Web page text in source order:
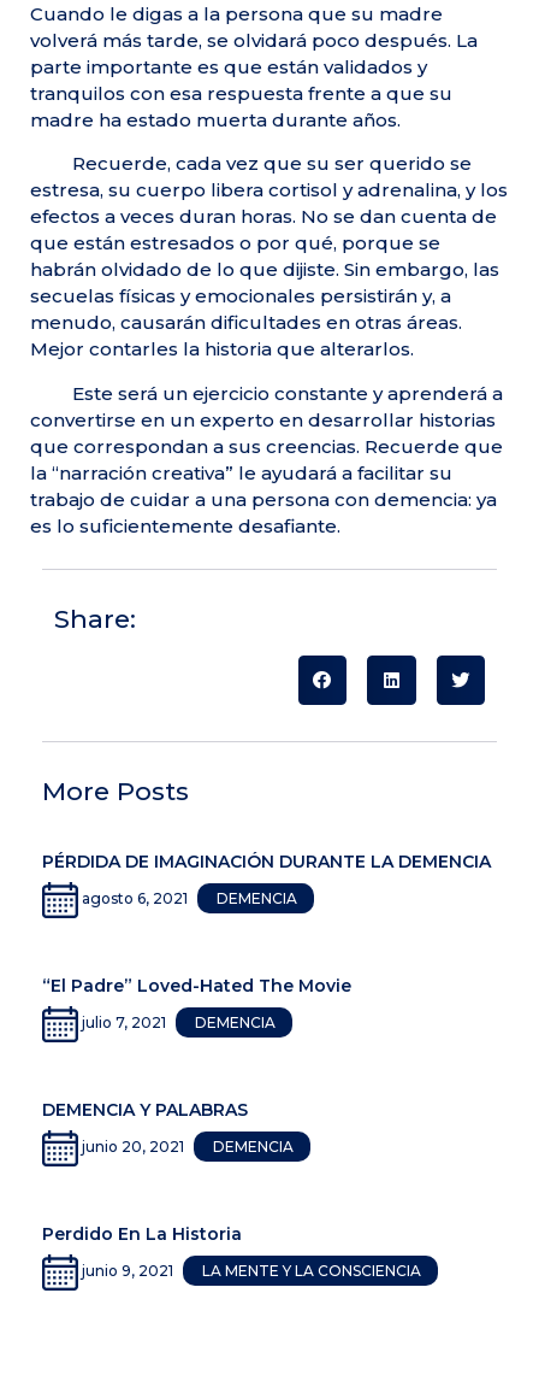
Cuando le digas a la persona que su madre
volverá más tarde, se olvidará poco después. La
parte importante es que están validados y
tranquilos con esa respuesta frente a que su
madre ha estado muerta durante años.
Recuerde, cada vez que su ser querido se
estresa, su cuerpo libera cortisol y adrenalina, y los
efectos a veces duran horas. No se dan cuenta de
que están estresados ​​o por qué, porque se
habrán olvidado de lo que dijiste. Sin embargo, las
secuelas físicas y emocionales persistirán y, a
menudo, causarán dificultades en otras áreas.
Mejor contarles la historia que alterarlos.
Este será un ejercicio constante y aprenderá a
convertirse en un experto en desarrollar historias
que correspondan a sus creencias. Recuerde que
la “narración creativa” le ayudará a facilitar su
trabajo de cuidar a una persona con demencia: ya
es lo suficientemente desafiante.
Share:
More Posts
PÉRDIDA DE IMAGINACIÓN DURANTE LA DEMENCIA
agosto 6, 2021 DEMENCIA
“El Padre” Loved-Hated The Movie
julio 7, 2021 DEMENCIA
DEMENCIA Y PALABRAS
junio 20, 2021 DEMENCIA
Perdido En La Historia
junio 9, 2021 LA MENTE Y LA CONSCIENCIA